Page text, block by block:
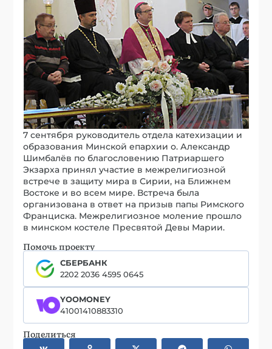
7 сентября руководитель отдела катехизации и
образования Минской епархии о. Александр
Шимбалёв по благословению Патриаршего
Экзарха принял участие в межрелигиозной
встрече в защиту мира в Сирии, на Ближнем
Востоке и во всем мире. Встреча была
организована в ответ на призыв папы Римского
Франциска. Межрелигиозное моление прошло
в минском костеле Пресвятой Девы Марии.
Помочь проекту
СБЕРБАНК
2202 2036 4595 0645
YOOMONEY
41001410883310
Поделиться